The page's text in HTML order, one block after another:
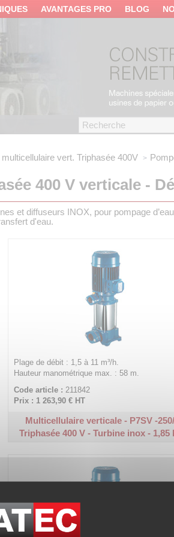
AVANTAGES PRO BLOG
vert. Triphasée 400V
400 V verticale -
et diffuseurs INOX, pour pompage
d'eau.
Plage de débit : 1,5 à 11 m³/h.
Hauteur manométrique max. : 58 m.
Code article : 211842
Prix : 1 263,90 €HT
Multicellulaire verticale - P7SV -
Triphasée 400 V - Turbine inox - 1,85